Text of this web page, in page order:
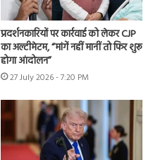
प्रदर्शनकारियों पर कार्रवाई को लेकर CJP
का अल्टीमेटम, “मांगें नहीं मानीं तो फिर शुरू
होगा आंदोलन”
27 July 2026 - 7:20 PM